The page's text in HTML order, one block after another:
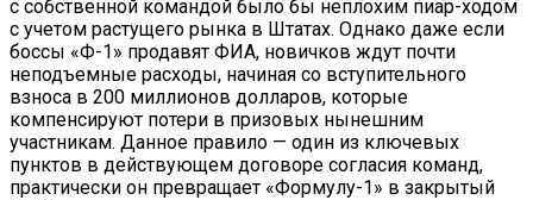
с собственной командой было бы неплохим пиар-ходом
с учетом растущего рынка в Штатах. Однако даже если
боссы «Ф-1» продавят ФИА, новичков ждут почти
неподъемные расходы, начиная со вступительного
взноса в 200 миллионов долларов, которые
компенсируют потери в призовых нынешним
участникам. Данное правило — один из ключевых
пунктов в действующем договоре согласия команд,
практически он превращает «Формулу-1» в закрытый